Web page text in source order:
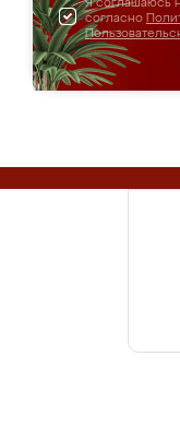
Я соглашаюсь
согласно